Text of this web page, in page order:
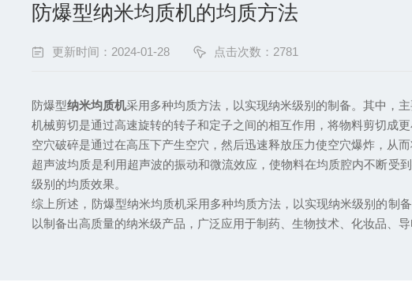
防爆型纳米均质机的均质方法
更新时间：2024-01-28 点击次数：2781
防爆型纳米均质机采用多种均质方法，以实现纳米级别的制备。其中，
机械剪切是通过高速旋转的转子和定子之间的相互作用，将物料剪切成
空穴破碎是通过在高压下产生空穴，然后迅速释放压力使空穴爆炸，从
超声波均质是利用超声波的振动和微流效应，使物料在均质腔内不断受
级别的均质效果。
综上所述，防爆型纳米均质机采用多种均质方法，以实现纳米级别的制
以制备出高质量的纳米级产品，广泛应用于制药、生物技术、化妆品、导